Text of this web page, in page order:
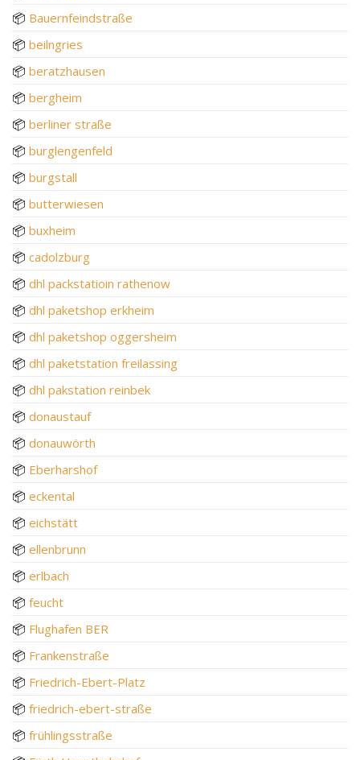
📦 Bauernfeindstraße
📦 beilngries
📦 beratzhausen
📦 bergheim
📦 berliner straße
📦 burglengenfeld
📦 burgstall
📦 butterwiesen
📦 buxheim
📦 cadolzburg
📦 dhl packstatioin rathenow
📦 dhl paketshop erkheim
📦 dhl paketshop oggersheim
📦 dhl paketstation freilassing
📦 dhl pakstation reinbek
📦 donaustauf
📦 donauwörth
📦 Eberharshof
📦 eckental
📦 eichstätt
📦 ellenbrunn
📦 erlbach
📦 feucht
📦 Flughafen BER
📦 Frankenstraße
📦 Friedrich-Ebert-Platz
📦 friedrich-ebert-straße
📦 frühlingsstraße